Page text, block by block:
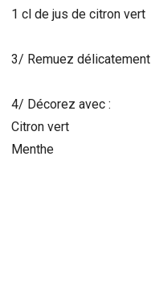
1 cl de jus de citron vert
3/ Remuez délicatement
4/ Décorez avec :
Citron vert
Menthe